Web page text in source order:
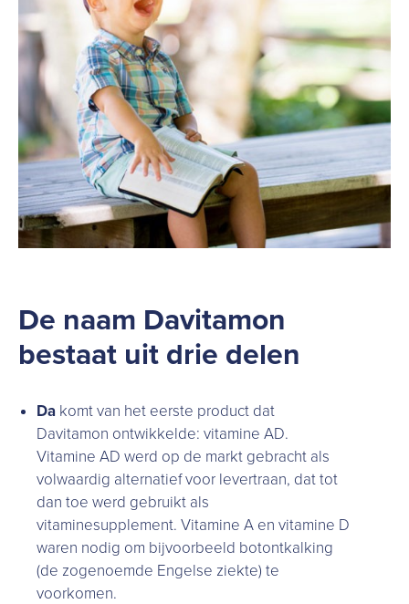
De naam Davitamon
bestaat uit drie delen
Da komt van het eerste product dat
Davitamon ontwikkelde: vitamine AD.
Vitamine AD werd op de markt gebracht als
volwaardig alternatief voor levertraan, dat tot
dan toe werd gebruikt als
vitaminesupplement. Vitamine A en vitamine D
waren nodig om bijvoorbeeld botontkalking
(de zogenoemde Engelse ziekte) te
voorkomen.